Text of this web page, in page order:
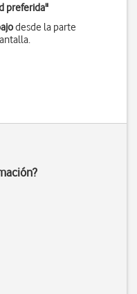
preferida"
desde la parte